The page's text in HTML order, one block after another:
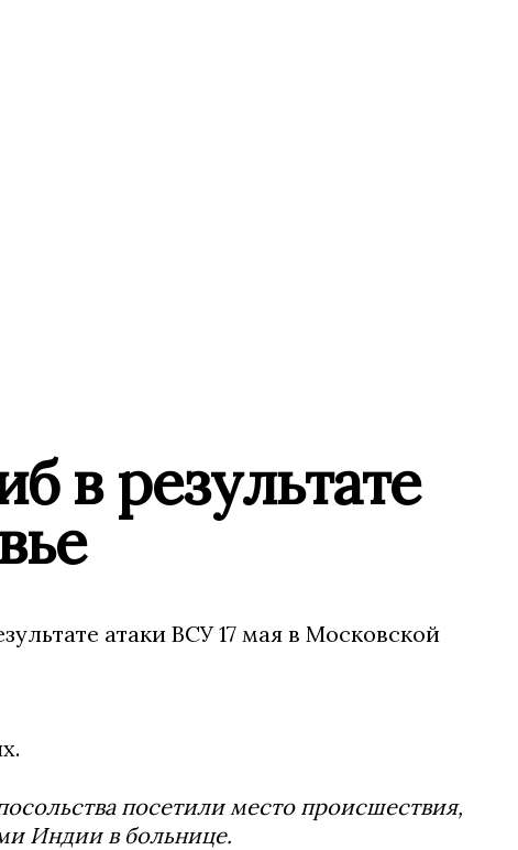
в результате
атаки ВСУ 17 мая в Московской
посетили место происшествия,
Индии в больнице.